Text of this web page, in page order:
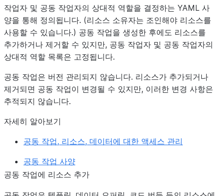
작업자 및 공동 작업자의 상대적 역할을 결정하는 YAML 사
양을 통해 정의됩니다. (리소스 소유자는 조인해야 리소스를
사용할 수 있습니다.) 공동 작업을 생성한 후에도 리소스를
추가하거나 제거할 수 있지만, 공동 작업자 및 공동 작업자의
상대적 역할 목록은 고정됩니다.
공동 작업은 버전 관리되지 않습니다. 리소스가 추가되거나
제거되면 공동 작업이 변경될 수 있지만, 이러한 변경 사항은
추적되지 않습니다.
자세히 알아보기
공동 작업, 리소스, 데이터에 대한 액세스 관리
공동 작업 사양
공동 작업에 리소스 추가